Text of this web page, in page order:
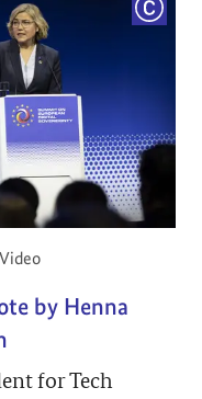
Video
by Henna
for Tech